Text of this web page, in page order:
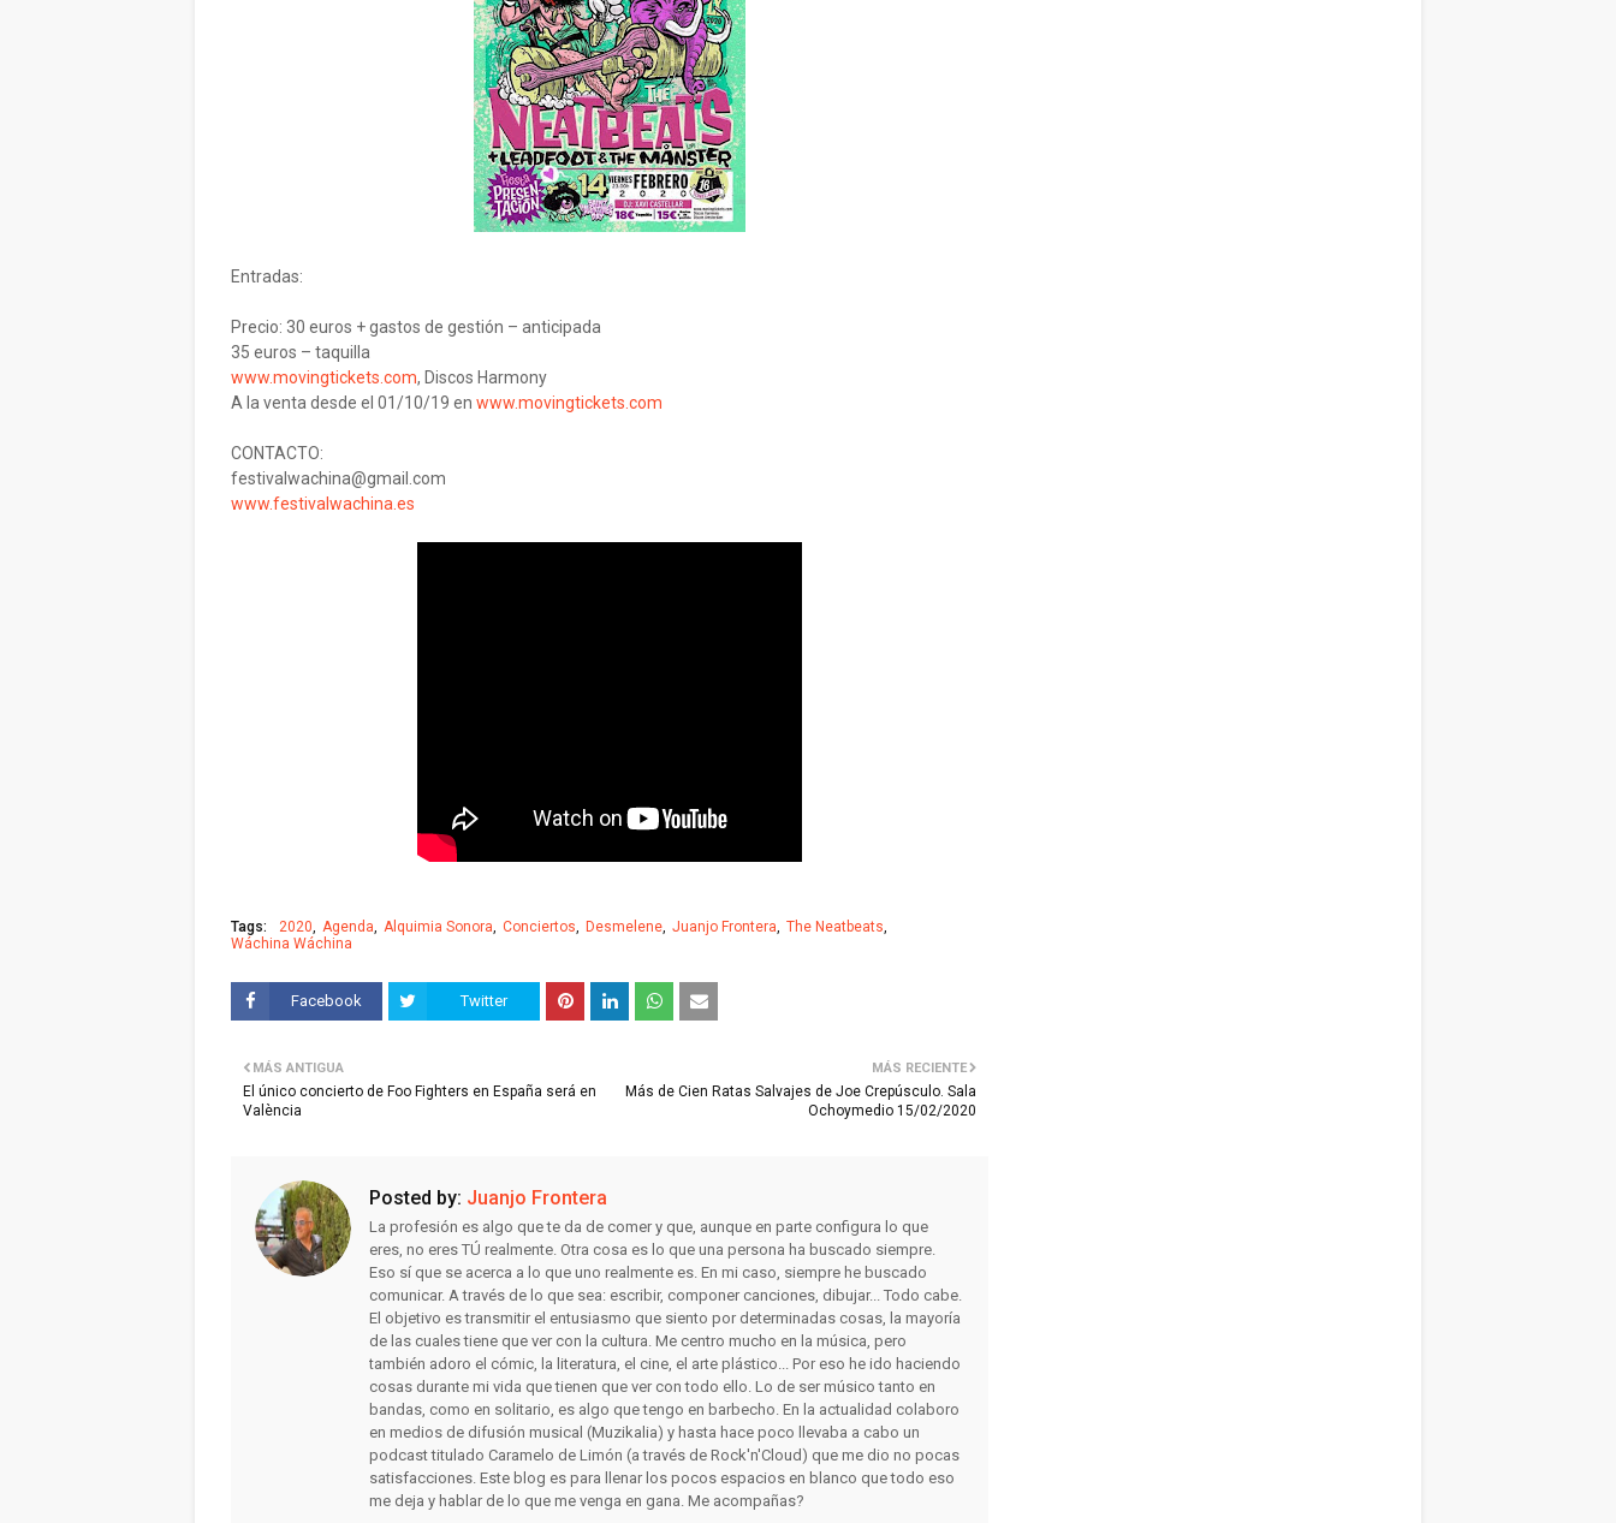
Entradas:
Precio: 30 euros + gastos de gestión – anticipada
35 euros – taquilla
www.movingtickets.com, Discos Harmony
A la venta desde el 01/10/19 en www.movingtickets.com
CONTACTO:
festivalwachina@gmail.com
www.festivalwachina.es
Tags: 2020 Agenda Alquimia Sonora Conciertos Desmelene Juanjo Frontera
The Neatbeats
Wáchina Wáchina
Facebook Twitter
MÁS RECIENTE
Más de Cien Ratas Salvajes de Joe Crepúsculo. Sala
Ochoymedio 15/02/2020
MÁS ANTIGUA
El único concierto de Foo Fighters en España será en
València
Posted by: Juanjo Frontera
La profesión es algo que te da de comer y que, aunque en parte configura lo que
eres, no eres TÚ realmente. Otra cosa es lo que una persona ha buscado siempre.
Eso sí que se acerca a lo que uno realmente es. En mi caso, siempre he buscado
comunicar. A través de lo que sea: escribir, componer canciones, dibujar... Todo cabe.
El objetivo es transmitir el entusiasmo que siento por determinadas cosas, la mayoría
de las cuales tiene que ver con la cultura. Me centro mucho en la música, pero
también adoro el cómic, la literatura, el cine, el arte plástico... Por eso he ido haciendo
cosas durante mi vida que tienen que ver con todo ello. Lo de ser músico tanto en
bandas, como en solitario, es algo que tengo en barbecho. En la actualidad colaboro
en medios de difusión musical (Muzikalia) y hasta hace poco llevaba a cabo un
podcast titulado Caramelo de Limón (a través de Rock'n'Cloud) que me dio no pocas
satisfacciones. Este blog es para llenar los pocos espacios en blanco que todo eso
me deja y hablar de lo que me venga en gana. Me acompañas?